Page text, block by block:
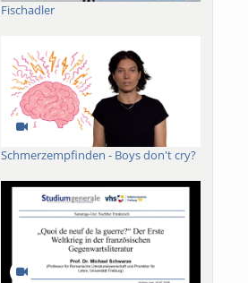
Fischadler
Schmerzempfinden - Boys don't cry?